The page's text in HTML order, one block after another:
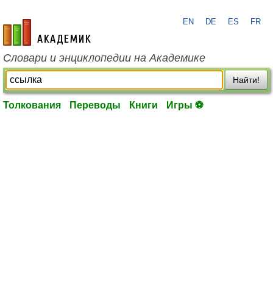
academic.ru
EN DE ES FR
Словари и энциклопедии на Академике
Найти!
Толкования Переводы Книги Игры ⚽